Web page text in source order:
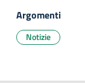
Argomenti
Notizie